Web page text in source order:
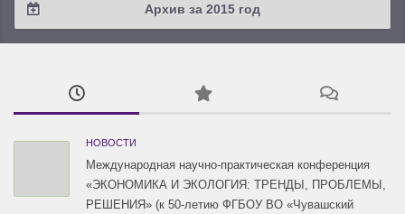
2018 / #1
2016 / #3
Архив за 2015 год
2015 / #3
2015 / #2
НОВОСТИ
Международная научно-практическая конференция
«ЭКОНОМИКА И ЭКОЛОГИЯ: ТРЕНДЫ, ПРОБЛЕМЫ,
РЕШЕНИЯ» (к 50-летию ФГБОУ ВО «Чувашский